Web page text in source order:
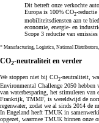
Dit betreft onze verkochte
Europa is 100% CO2-
mobiliteitsdiensten aan te
economie, energie- en
Scope 3 reductie van
* Manufacturing, Logistics, National
CO2-neutraliteit en verder
We stoppen niet bij CO2-neutraliteit,
Environmental Challenge 2050 hebben
van waterbesparing, het stimuleren van
Frankrijk, TMMF, is wereldwijd de
regenwater, zodat we al sinds 2014 de
In Engeland heeft TMUK in
opgezet, waarmee TMUK binnen onze